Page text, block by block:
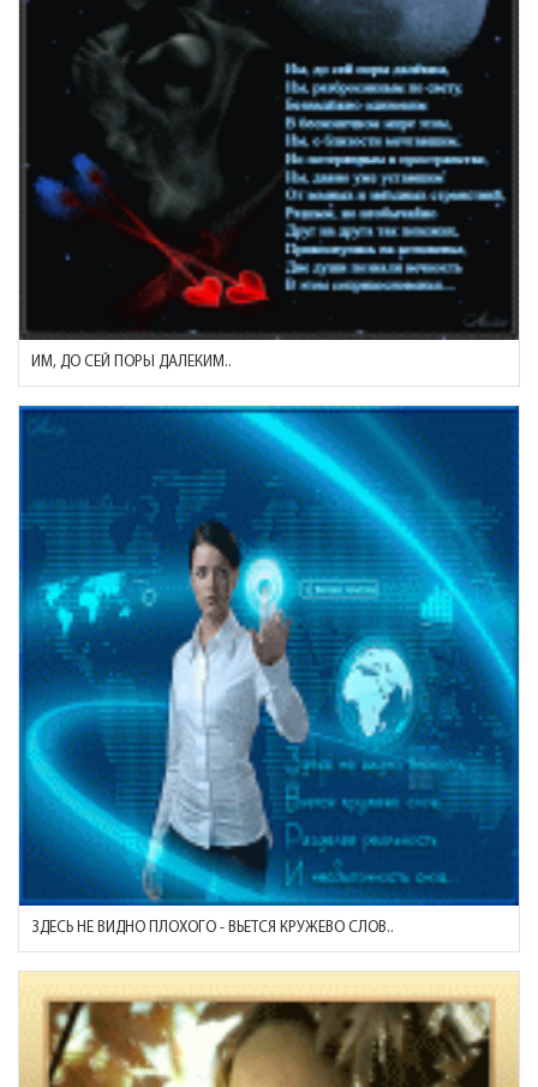
ИМ, ДО СЕЙ ПОРЫ ДАЛЕКИМ..
ЗДЕСЬ НЕ ВИДНО ПЛОХОГО - ВЬЕТСЯ КРУЖЕВО СЛОВ..